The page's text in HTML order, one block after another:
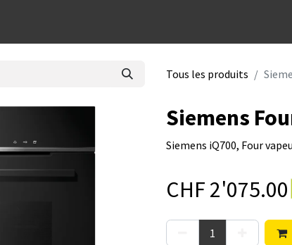
Tous les produits
Siemens
Siemens iQ700, Four
CHF 2'075.00